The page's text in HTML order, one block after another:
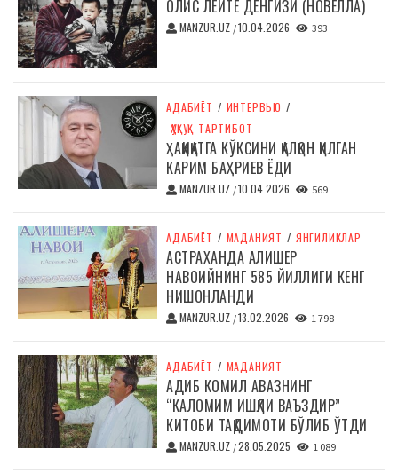
ОЛИС ЛЕЙТЕ ДЕНГИЗИ (НОВЕЛЛА)
MANZUR.UZ /10.04.2026 393
АДАБИЁТ / ИНТЕРВЬЮ /
ҲУҚУҚ-ТАРТИБОТ
ҲАҚИҚАТГА КЎКСИНИ ҚАЛҚОН ҚИЛГАН
КАРИМ БАҲРИЕВ ЁДИ
MANZUR.UZ /10.04.2026 569
АДАБИЁТ / МАДАНИЯТ / ЯНГИЛИКЛАР
АСТРАХАНДА АЛИШЕР
НАВОИЙНИНГ 585 ЙИЛЛИГИ КЕНГ
НИШОНЛАНДИ
MANZUR.UZ /13.02.2026 1 798
АДАБИЁТ / МАДАНИЯТ
АДИБ КОМИЛ АВАЗНИНГ
“КАЛОМИМ ИШҚЛИ ВАЪЗДИР”
КИТОБИ ТАҚДИМОТИ БЎЛИБ ЎТДИ
MANZUR.UZ /28.05.2025 1 089